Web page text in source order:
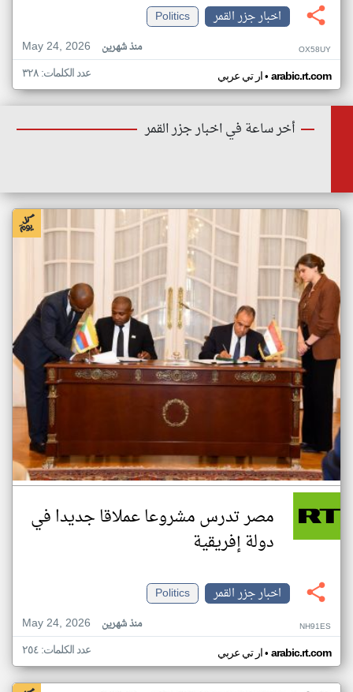
اخبار جزر القمر
Politics
May 24, 2026
منذ شهرين OX58UY
ار تي عربي• arabic.rt.com عدد الكلمات: ٣٢٨
أخر ساعة في اخبار جزر القمر
مصر تدرس مشروعا عملاقا جديدا في
دولة إفريقية
اخبار جزر القمر
Politics
May 24, 2026
منذ شهرين NH91ES
ار تي عربي• arabic.rt.com عدد الكلمات: ٢٥٤